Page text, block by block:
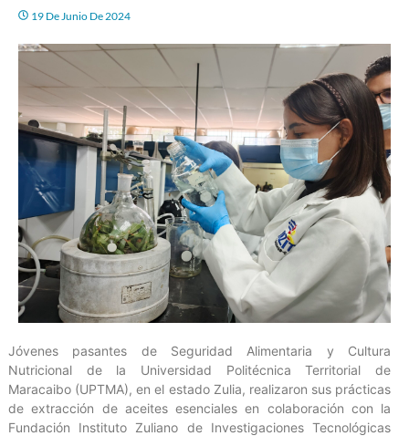
19 De Junio De 2024
Jóvenes pasantes de Seguridad Alimentaria y Cultura
Nutricional de la Universidad Politécnica Territorial de
Maracaibo (UPTMA), en el estado Zulia, realizaron sus prácticas
de extracción de aceites esenciales en colaboración con la
Fundación Instituto Zuliano de Investigaciones Tecnológicas